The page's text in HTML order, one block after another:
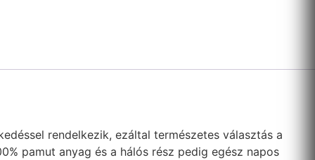
rendelkezik, ezáltal természetes választás a
pamut anyag és a hálós rész pedig egész napos